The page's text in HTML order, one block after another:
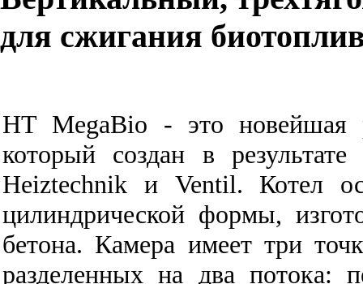
для сжигания
HT MegaBio - это новейшая
который создан в результате
Heiztechnik и Ventil. Котел
цилиндрической формы,
бетона. Камера имеет три
разделенных на два потока: